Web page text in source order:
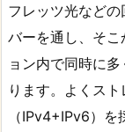
フレッツ光などの
バーを通し、そ
ョン内で同時に
ります。よくス
（IPv4+IPv6）